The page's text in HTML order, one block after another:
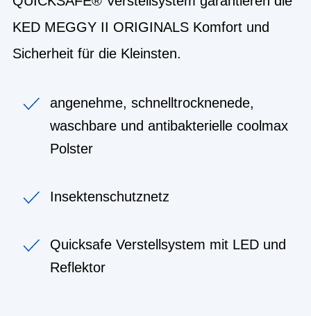
KED MEGGY II ORIGINALS Komfort und
Sicherheit für die Kleinsten.
angenehme, schnelltrocknenede,
waschbare und antibakterielle coolmax
Polster
Insektenschutznetz
Quicksafe Verstellsystem mit LED und
Reflektor